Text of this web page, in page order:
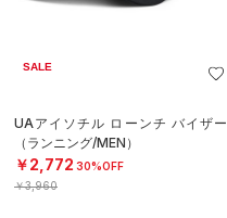
SALE
UAアイソチル ローンチ バイザー
（ランニング/MEN）
￥2,772 30%OFF
￥3,960